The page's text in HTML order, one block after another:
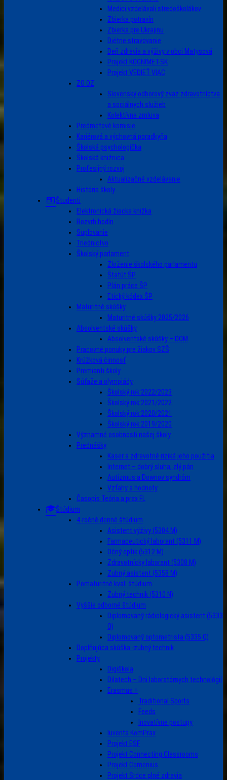
Medici vzdelávali stredoškolákov
Zbierka potravín
Zbierka pre Ukrajinu
Diétne stravovanie
Deň zdravia a výživy v obci Matysová
Projekt KOGNIMET-SK
Projekt VEDIEŤ VIAC
ZO OZ
Slovenský odborový zväz zdravotníctva
a sociálnych služieb
Kolektívna zmluva
Predmetové komisie
Kariérová a výchovná poradkyňa
Školská psychologička
Školská knižnica
Profesijný rozvoj
Aktualizačné vzdelávanie
História školy
Študenti
Elektronická žiacka knižka
Rozvrh hodín
Suplovanie
Triednictvo
Školský parlament
Zloženie školského parlamentu
Štatút ŠP
Plán práce ŠP
Etický kódex ŠP
Maturitné skúšky
Maturitné skúšky 2025/2026
Absolventské skúšky
Absolventské skúšky – DOM
Pracovné ponuky pre žiakov SZŠ
Krúžková činnosť
Premianti školy
Súťaže a olympiády
Školský rok 2022/2023
Školský rok 2021/2022
Školský rok 2020/2021
Školský rok 2019/2020
Významné osobnosti našej školy
Prednášky
Kaser a zdravotné riziká jeho použitia
Internet – dobrý sluha, zlý pán
Autizmus a Downov syndróm
Vzťahy a hodnoty
Časopis Teória a prax FL
Štúdium
4-ročné denné štúdium
Asistent výživy (5304 M)
Farmaceutický laborant (5311 M)
Očný optik (5312 M)
Zdravotnícky laborant (5308 M)
Zubný asistent (5358 M)
Pomaturitné kval. štúdium
Zubný technik (5310 N)
Vyššie odborné štúdium
Diplomovaný rádiologický asistent (5333
Q)
Diplomovaný optometrista (5335 Q)
Doplňujúca skúška -zubný technik
Projekty
Digiškola
Dilatech – Dni laboratórnych technológií
Erasmus +
Traditional Sports
Feeds
Inovatívne postupy
Iuventa KomPrax
Projekt ESF
Projekt Connecting Classrooms
Projekt Comenius
Projekt Srdce plné zdravia